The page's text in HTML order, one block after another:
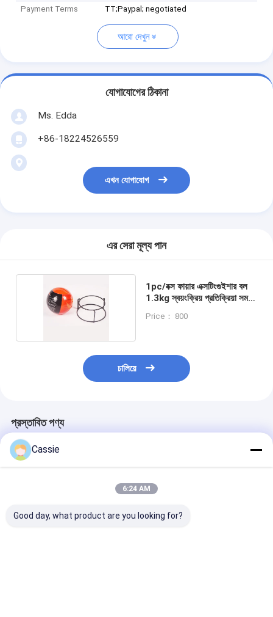
Payment Terms
TT;Paypal; negotiated
আরো দেখুন
যোগাযোগের ঠিকানা
Ms. Edda
+86-18224526559
এখন যোগাযোগ
এর সেরা মূল্য পান
1pc/বক্স ফায়ার এক্সটিংগুইশার বল
1.3kg স্বয়ংক্রিয় প্রতিক্রিয়া সময়
Price： 800
চালিয়ে
প্রস্তাবিত পণ্য
Cassie
6:24 AM
Good day, what product are you looking for?